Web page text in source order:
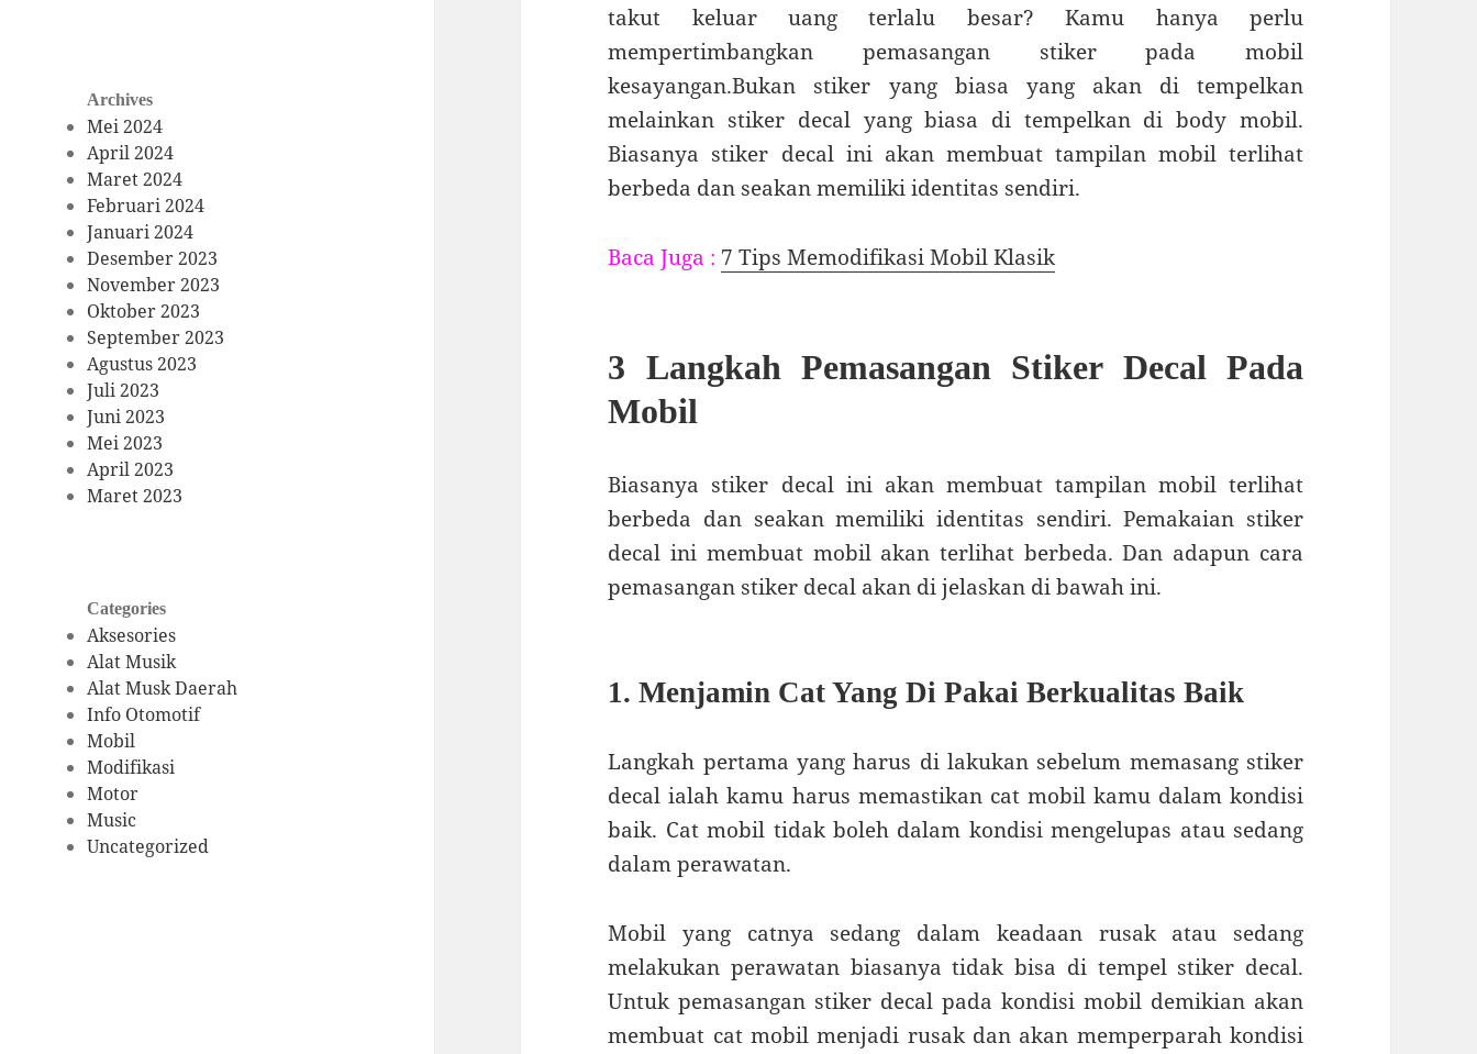
Archives
Mei 2024
April 2024
Maret 2024
Februari 2024
Januari 2024
Desember 2023
November 2023
Oktober 2023
September 2023
Agustus 2023
Juli 2023
Juni 2023
Mei 2023
April 2023
Maret 2023
Categories
Aksesories
Alat Musik
Alat Musk Daerah
Info Otomotif
Mobil
Modifikasi
Motor
Music
Uncategorized
takut keluar uang terlalu besar? Kamu hanya perlu
mempertimbangkan pemasangan stiker pada mobil
kesayangan.Bukan stiker yang biasa yang akan di tempelkan
melainkan stiker decal yang biasa di tempelkan di body mobil.
Biasanya stiker decal ini akan membuat tampilan mobil terlihat
berbeda dan seakan memiliki identitas sendiri.
Baca Juga : 7 Tips Memodifikasi Mobil Klasik
3 Langkah Pemasangan Stiker Decal Pada
Mobil
Biasanya stiker decal ini akan membuat tampilan mobil terlihat
berbeda dan seakan memiliki identitas sendiri. Pemakaian stiker
decal ini membuat mobil akan terlihat berbeda. Dan adapun cara
pemasangan stiker decal akan di jelaskan di bawah ini.
1. Menjamin Cat Yang Di Pakai Berkualitas Baik
Langkah pertama yang harus di lakukan sebelum memasang stiker
decal ialah kamu harus memastikan cat mobil kamu dalam kondisi
baik. Cat mobil tidak boleh dalam kondisi mengelupas atau sedang
dalam perawatan.
Mobil yang catnya sedang dalam keadaan rusak atau sedang
melakukan perawatan biasanya tidak bisa di tempel stiker decal.
Untuk pemasangan stiker decal pada kondisi mobil demikian akan
membuat cat mobil menjadi rusak dan akan memperparah kondisi